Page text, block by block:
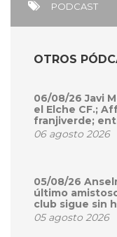
PODCAST
OTROS
06/08/26 Javi
el Elche CF.;
franjiverde;
06 agosto 2026
05/08/26
último
club sigue sin
05 agosto 2026